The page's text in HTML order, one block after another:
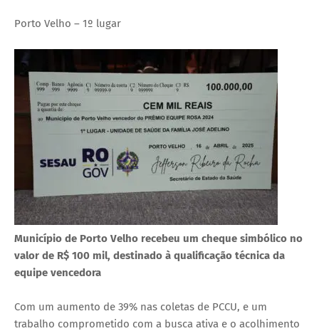
Porto Velho – 1º lugar
Município de Porto Velho recebeu um cheque simbólico no
valor de R$ 100 mil, destinado à qualificação técnica da
equipe vencedora
Com um aumento de 39% nas coletas de PCCU, e um
trabalho comprometido com a busca ativa e o acolhimento